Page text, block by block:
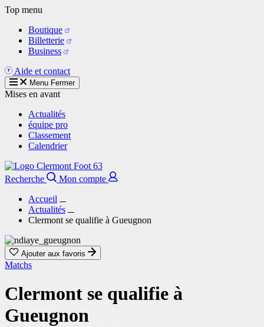
Aller
contenu
principal
Top menu
Boutique
Billetterie
Business
Aide et contact
Menu Fermer
Mises en avant
Actualités
équipe pro
Classement
Calendrier
Recherche
Mon compte
Accueil
Actualités
Clermont se qualifie à Gueugnon
Ajouter aux favoris
Matchs
Clermont se qualifie à
Gueugnon